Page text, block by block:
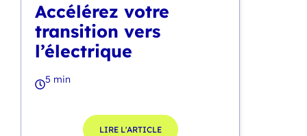
Accélérez votre
transition vers
l’électrique
5 min
LIRE L'ARTICLE